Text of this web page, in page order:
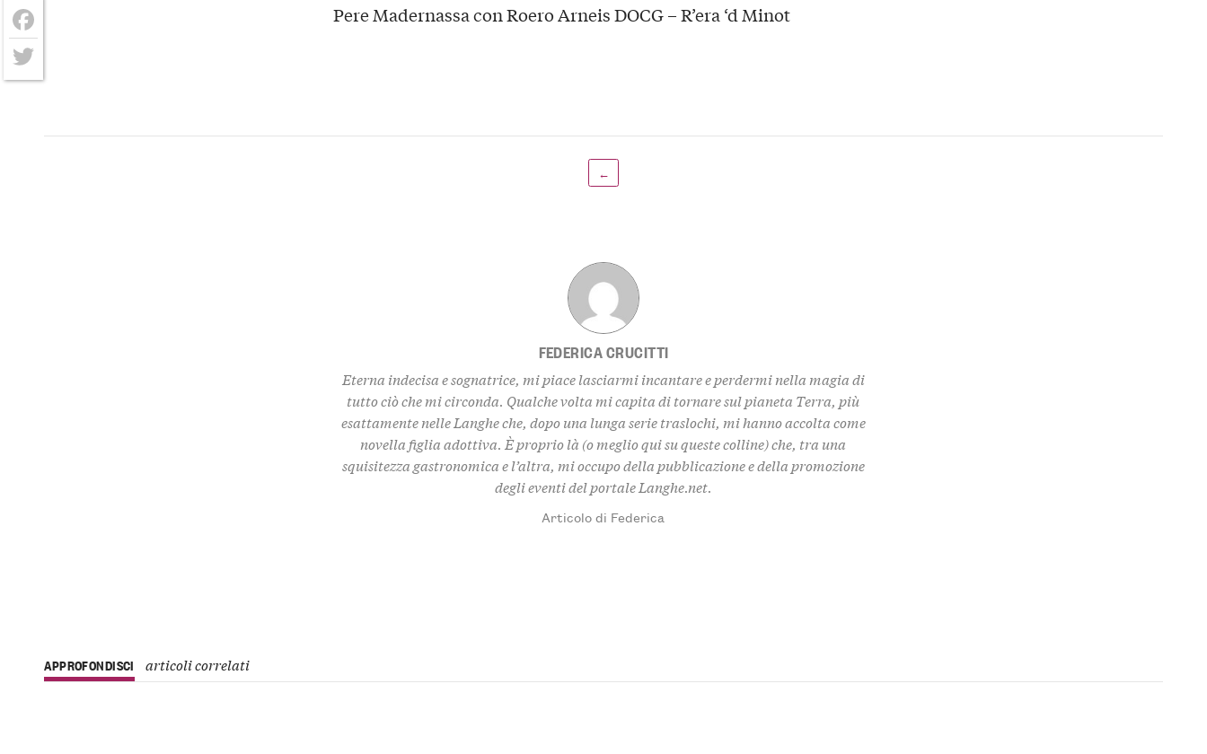
Pere Madernassa con Roero Arneis DOCG – R’era ‘d Minot
←
FEDERICA CRUCITTI
Eterna indecisa e sognatrice, mi piace lasciarmi incantare e perdermi nella magia di
tutto ciò che mi circonda. Qualche volta mi capita di tornare sul pianeta Terra, più
esattamente nelle Langhe che, dopo una lunga serie traslochi, mi hanno accolta come
novella figlia adottiva. È proprio là (o meglio qui su queste colline) che, tra una
squisitezza gastronomica e l’altra, mi occupo della pubblicazione e della promozione
degli eventi del portale Langhe.net.
Articolo di Federica
APPROFONDISCI articoli correlati
Facebook
Twitter